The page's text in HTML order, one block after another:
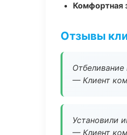
Комфортная
Отзывы
Отбеливание
— Клиент
Установили
— Клиент